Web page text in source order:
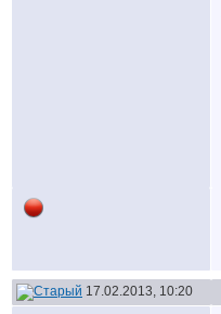
17.02.2013, 10:20